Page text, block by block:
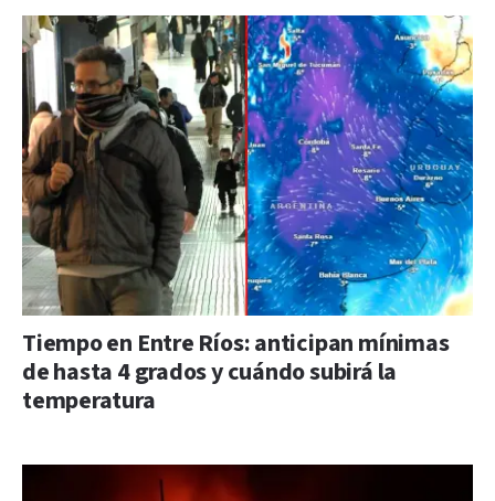
Tiempo en Entre Ríos: anticipan mínimas
de hasta 4 grados y cuándo subirá la
temperatura